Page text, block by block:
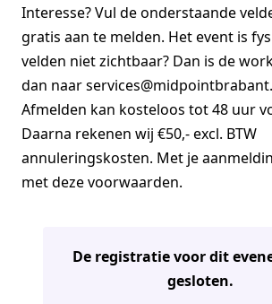
Interesse? Vul de onderstaande
gratis aan te melden. Het event is
velden niet zichtbaar? Dan is de
dan naar
Afmelden kan kosteloos tot 48 uur
Daarna rekenen wij €50,- excl. BTW
annuleringskosten. Met je
met deze voorwaarden.
De registratie voor dit
gesloten.